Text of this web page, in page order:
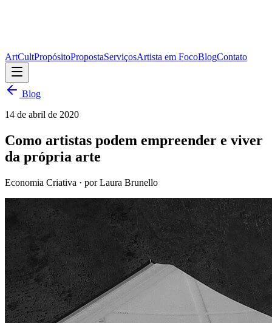
ArtCultPropósitoPropostaServiçosArtista em FocoBlogContato
Blog
14 de abril de 2020
Como artistas podem empreender e viver
da própria arte
Economia Criativa · por Laura Brunello